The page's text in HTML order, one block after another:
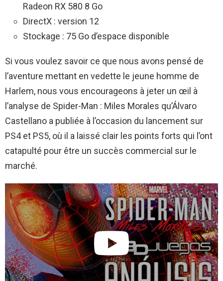
Radeon RX 580 8 Go
DirectX : version 12
Stockage : 75 Go d’espace disponible
Si vous voulez savoir ce que nous avons pensé de
l’aventure mettant en vedette le jeune homme de
Harlem, nous vous encourageons à jeter un œil à
l’analyse de Spider-Man : Miles Morales qu’Álvaro
Castellano a publiée à l’occasion du lancement sur
PS4 et PS5, où il a laissé clair les points forts qui l’ont
catapulté pour être un succès commercial sur le
marché.